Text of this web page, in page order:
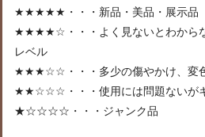
★★★★★・・・新品・美品・展示品
★★★★☆・・・よく見ないとわから
レベル
★★★☆☆・・・多少の傷やかけ、変
★★☆☆☆・・・使用には問題ないが
★☆☆☆☆・・・ジャンク品